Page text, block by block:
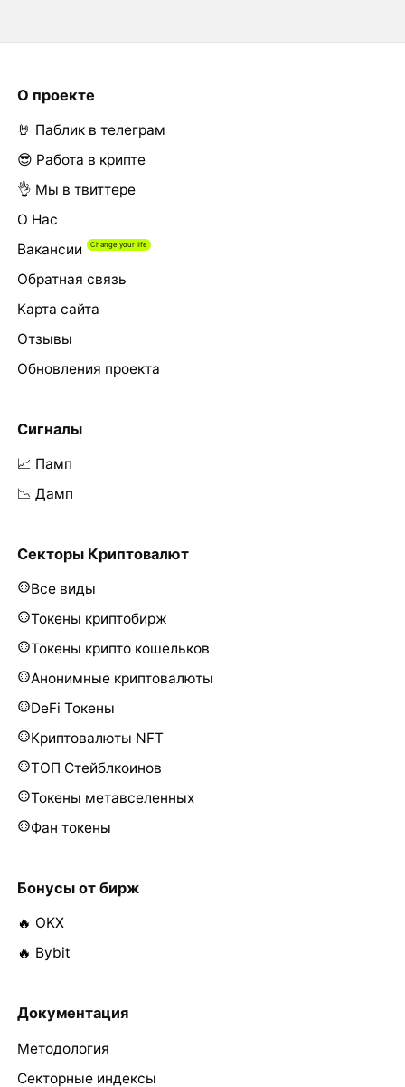
О проекте
🤘 Паблик в телеграм
😎 Работа в крипте
👌 Мы в твиттере
О Нас
Вакансии
Обратная связь
Карта сайта
Отзывы
Обновления проекта
Сигналы
📈 Памп
📉 Дамп
Секторы Криптовалют
Все виды
Токены криптобирж
Токены крипто кошельков
Анонимные криптовалюты
DeFi Токены
Криптовалюты NFT
ТОП Стейблкоинов
Токены метавселенных
Фан токены
Бонусы от бирж
🔥 OKX
🔥 Bybit
Документация
Методология
Секторные индексы